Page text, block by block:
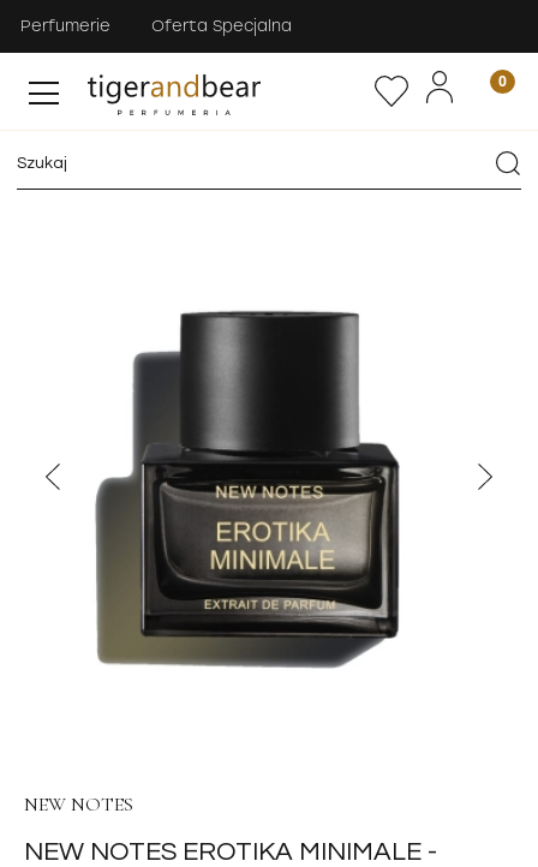
Perfumerie Oferta Specjalna
NEW NOTES
NEW NOTES EROTIKA MINIMALE -